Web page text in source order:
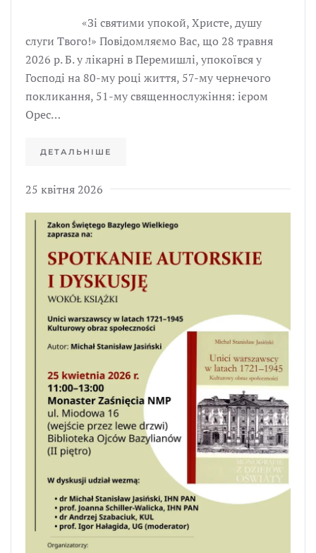
«Зі святими упокой, Христе, душу
слуги Твого!» Повідомляємо Вас, що 28 травня
2026 р. Б. у лікарні в Перемишлі, упокоївся у
Господі на 80-му році життя, 57-му чернечого
покликання, 51-му священнослужіння: ієром
Орес…
ДЕТАЛЬНІШЕ
25 квітня 2026